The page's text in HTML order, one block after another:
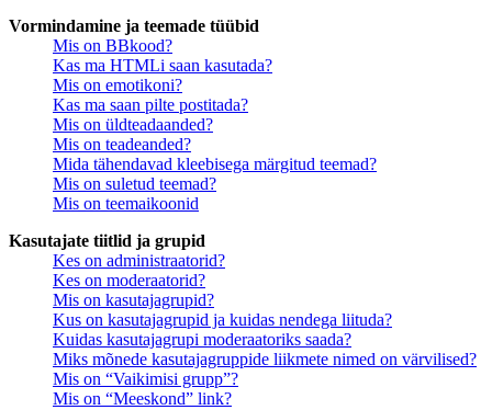
Vormindamine ja teemade tüübid
Mis on BBkood?
Kas ma HTMLi saan kasutada?
Mis on emotikoni?
Kas ma saan pilte postitada?
Mis on üldteadaanded?
Mis on teadeanded?
Mida tähendavad kleebisega märgitud teemad?
Mis on suletud teemad?
Mis on teemaikoonid
Kasutajate tiitlid ja grupid
Kes on administraatorid?
Kes on moderaatorid?
Mis on kasutajagrupid?
Kus on kasutajagrupid ja kuidas nendega liituda?
Kuidas kasutajagrupi moderaatoriks saada?
Miks mõnede kasutajagruppide liikmete nimed on värvilised?
Mis on “Vaikimisi grupp”?
Mis on “Meeskond” link?